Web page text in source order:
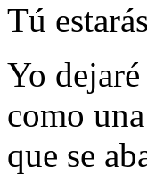
Tú
Yo
como
que se